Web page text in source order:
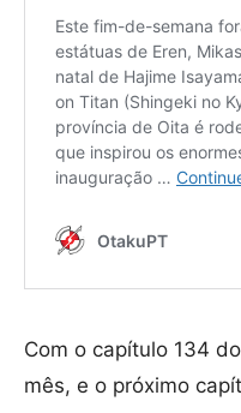
Com o capítulo 134
mês, e o próximo